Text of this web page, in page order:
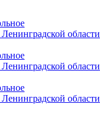
области
области
области